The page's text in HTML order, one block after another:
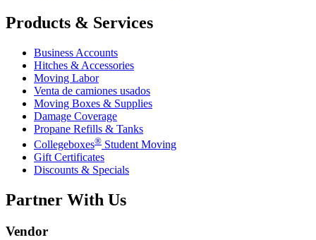
Products & Services
Business Accounts
Hitches & Accessories
Moving Labor
Venta de camiones usados
Moving Boxes & Supplies
Damage Coverage
Propane Refills & Tanks
Collegeboxes® Student Moving
Gift Certificates
Discounts & Specials
Partner With Us
Vendor